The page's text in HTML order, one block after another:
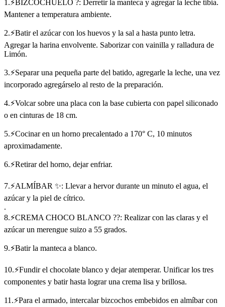
1.⚡BIZCOCHUELO ?: Derretir la manteca y agregar la leche tibia.
Mantener a temperatura ambiente.
2.⚡Batir el azúcar con los huevos y la sal a hasta punto letra.
Agregar la harina envolvente. Saborizar con vainilla y ralladura de
Limón.
3.⚡Separar una pequeña parte del batido, agregarle la leche, una vez
incorporado agregárselo al resto de la preparación.
4.⚡Volcar sobre una placa con la base cubierta con papel siliconado
o en cinturas de 18 cm.
5.⚡Cocinar en un horno precalentado a 170° C, 10 minutos
aproximadamente.
6.⚡Retirar del horno, dejar enfriar.
7.⚡ALMÍBAR ✨: Llevar a hervor durante un minuto el agua, el
azúcar y la piel de cítrico.
.
8.⚡CREMA CHOCO BLANCO ??: Realizar con las claras y el
azúcar un merengue suizo a 55 grados.
9.⚡Batir la manteca a blanco.
10.⚡Fundir el chocolate blanco y dejar atemperar. Unificar los tres
componentes y batir hasta lograr una crema lisa y brillosa.
11.⚡Para el armado, intercalar bizcochos embebidos en almíbar con